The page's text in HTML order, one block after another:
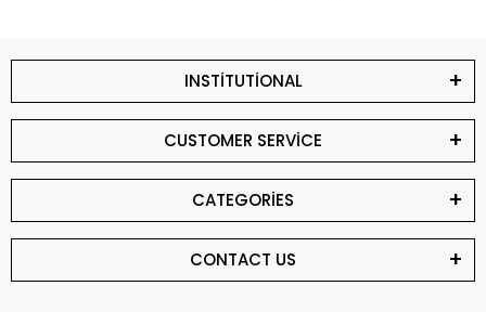
INSTİTUTİONAL
CUSTOMER SERVİCE
CATEGORİES
CONTACT US